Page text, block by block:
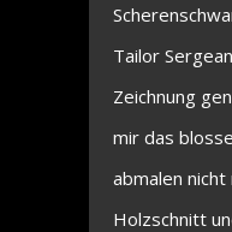
Tailor
Zeichnung
mir das
abmalen nicht
Holzschnitt